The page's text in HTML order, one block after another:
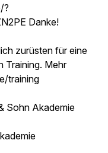
?
Danke!
zurüsten für eine
Training. Mehr
training
Sohn Akademie